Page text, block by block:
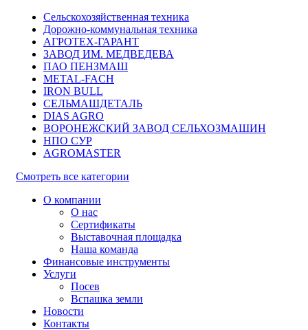
Сельскохозяйственная техника
Дорожно-коммунальная техника
АГРОТЕХ-ГАРАНТ
ЗАВОД ИМ. МЕДВЕДЕВА
ПАО ПЕНЗМАШ
METAL-FACH
IRON BULL
СЕЛЬМАШДЕТАЛЬ
DIAS AGRO
ВОРОНЕЖСКИЙ ЗАВОД СЕЛЬХОЗМАШИН
НПО СУР
AGROMASTER
Смотреть все категории
О компании
О нас
Сертификаты
Выставочная площадка
Наша команда
Финансовые инструменты
Услуги
Посев
Вспашка земли
Новости
Контакты